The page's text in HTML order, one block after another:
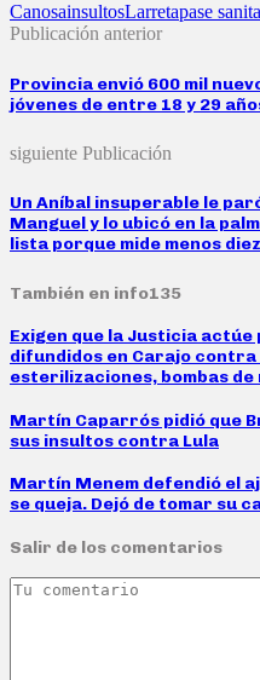
CanosainsultosLarretapase
Publicación anterior
Provincia envió 600 mil
jóvenes de entre 18 y 29
siguiente Publicación
Un Aníbal insuperable le
Manguel y lo ubicó en la
lista porque mide menos
También en info135
Exigen que la Justicia actúe
difundidos en Carajo
esterilizaciones, bombas de
Martín Caparrós pidió que
sus insultos contra Lula
Martín Menem defendió el
se queja. Dejó de tomar su
Salir de los comentarios